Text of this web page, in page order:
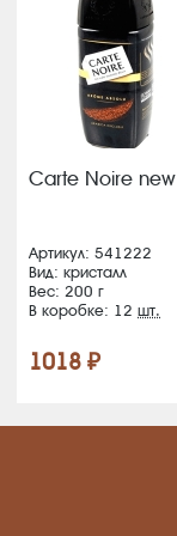
Carte Noire new
Артикул: 541222
Вид: кристалл
Вес: 200 г
В коробке: 12шт.
1018 ₽